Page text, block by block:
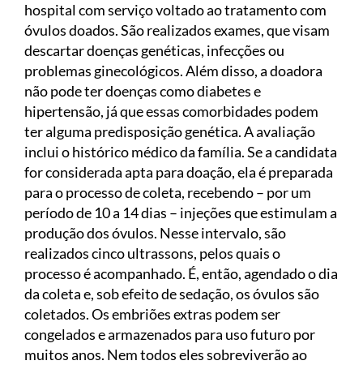
hospital com serviço voltado ao tratamento com
óvulos doados. São realizados exames, que visam
descartar doenças genéticas, infecções ou
problemas ginecológicos. Além disso, a doadora
não pode ter doenças como diabetes e
hipertensão, já que essas comorbidades podem
ter alguma predisposição genética. A avaliação
inclui o histórico médico da família. Se a candidata
for considerada apta para doação, ela é preparada
para o processo de coleta, recebendo – por um
período de 10 a 14 dias – injeções que estimulam a
produção dos óvulos. Nesse intervalo, são
realizados cinco ultrassons, pelos quais o
processo é acompanhado. É, então, agendado o dia
da coleta e, sob efeito de sedação, os óvulos são
coletados. Os embriões extras podem ser
congelados e armazenados para uso futuro por
muitos anos. Nem todos eles sobreviverão ao